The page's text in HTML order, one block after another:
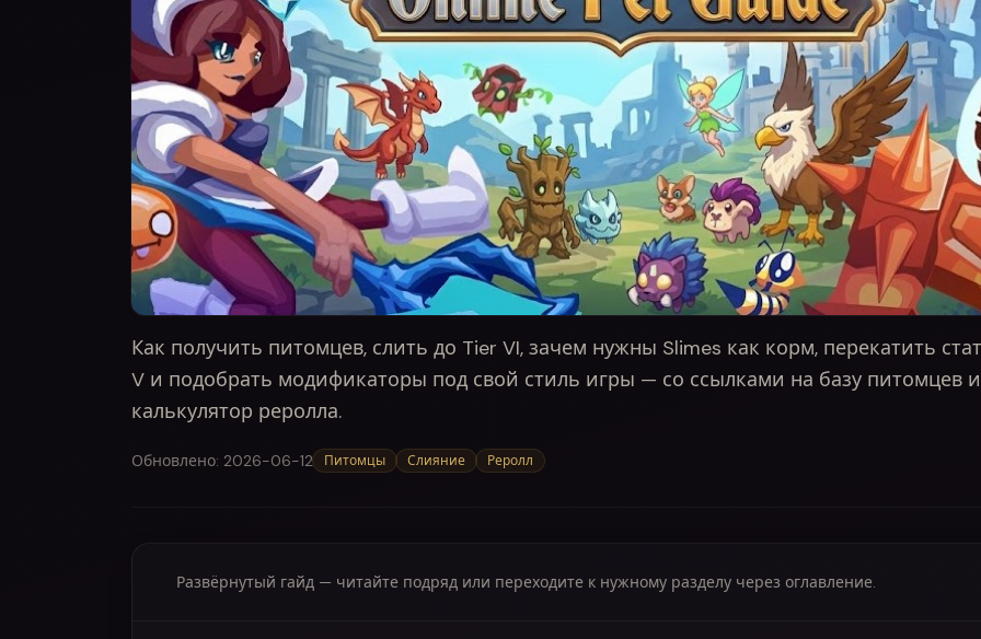
Как получить питомцев, слить до Tier VI, зачем нужны Slimes как корм, перекатить
V и подобрать модификаторы под свой стиль игры — со ссылками на базу питомцев и
калькулятор реролла.
Обновлено: 2026-06-12 Питомцы Слияние Реролл
Развёрнутый гайд — читайте подряд или переходите к нужному разделу через оглавление.